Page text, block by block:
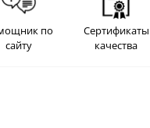
по
сайту
Сертификаты
качества